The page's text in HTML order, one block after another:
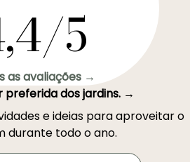
5
as avaliações →
preferida dos jardins. →
e ideias para aproveitar o
durante todo o ano.